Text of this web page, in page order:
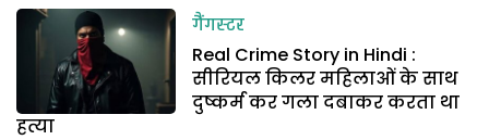
गैंगस्टर
Real Crime Story in Hindi :
सीरियल किलर महिलाओं के साथ
दुष्कर्म कर गला दबाकर करता था
हत्या